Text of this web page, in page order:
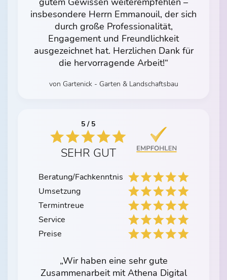
insbesondere Herrn Emmanouil, der sich
durch große Professionalität,
Engagement und Freundlichkeit
ausgezeichnet hat. Herzlichen Dank für
die hervorragende Arbeit!“
von Gartenick - Garten & Landschaftsbau
5 / 5
SEHR GUT
Beratung/Fachkenntnis
Umsetzung
Termintreue
Service
Preise
„Wir haben eine sehr gute
Zusammenarbeit mit Athena Digital